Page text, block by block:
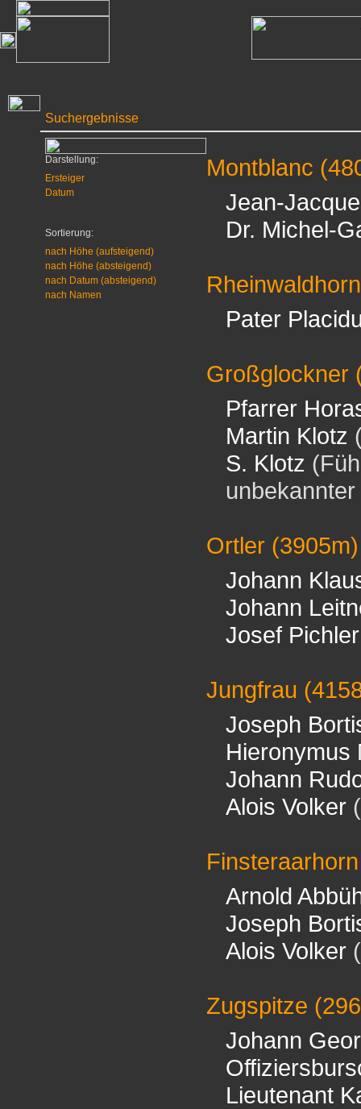
Suchergebnisse
Darstellung:
Ersteiger
Datum
Sortierung:
nach Höhe (aufsteigend)
nach Höhe (absteigend)
nach Datum (absteigend)
nach Namen
Montblanc
Jean-
Dr. Michel-
Rheinwaldhorn
Pater
Großglockner
Pfarrer
Martin Klotz
S. Klotz
unbekannter
Ortler (3905m)
Johann
Johann
Josef Pichler
Jungfrau
Joseph
Hieronymus
Johann
Alois Volker
Finsteraarhorn
Arnold
Joseph
Alois Volker
Zugspitze
Johann
Lieutenant